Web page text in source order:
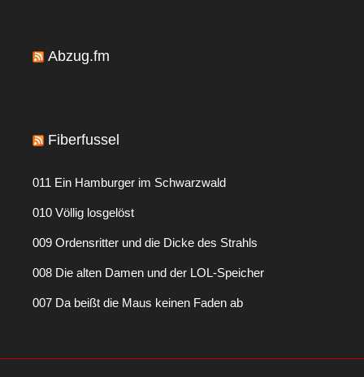
Abzug.fm
Fiberfussel
011 Ein Hamburger im Schwarzwald
010 Völlig losgelöst
009 Ordensritter und die Dicke des Strahls
008 Die alten Damen und der LOL-Speicher
007 Da beißt die Maus keinen Faden ab